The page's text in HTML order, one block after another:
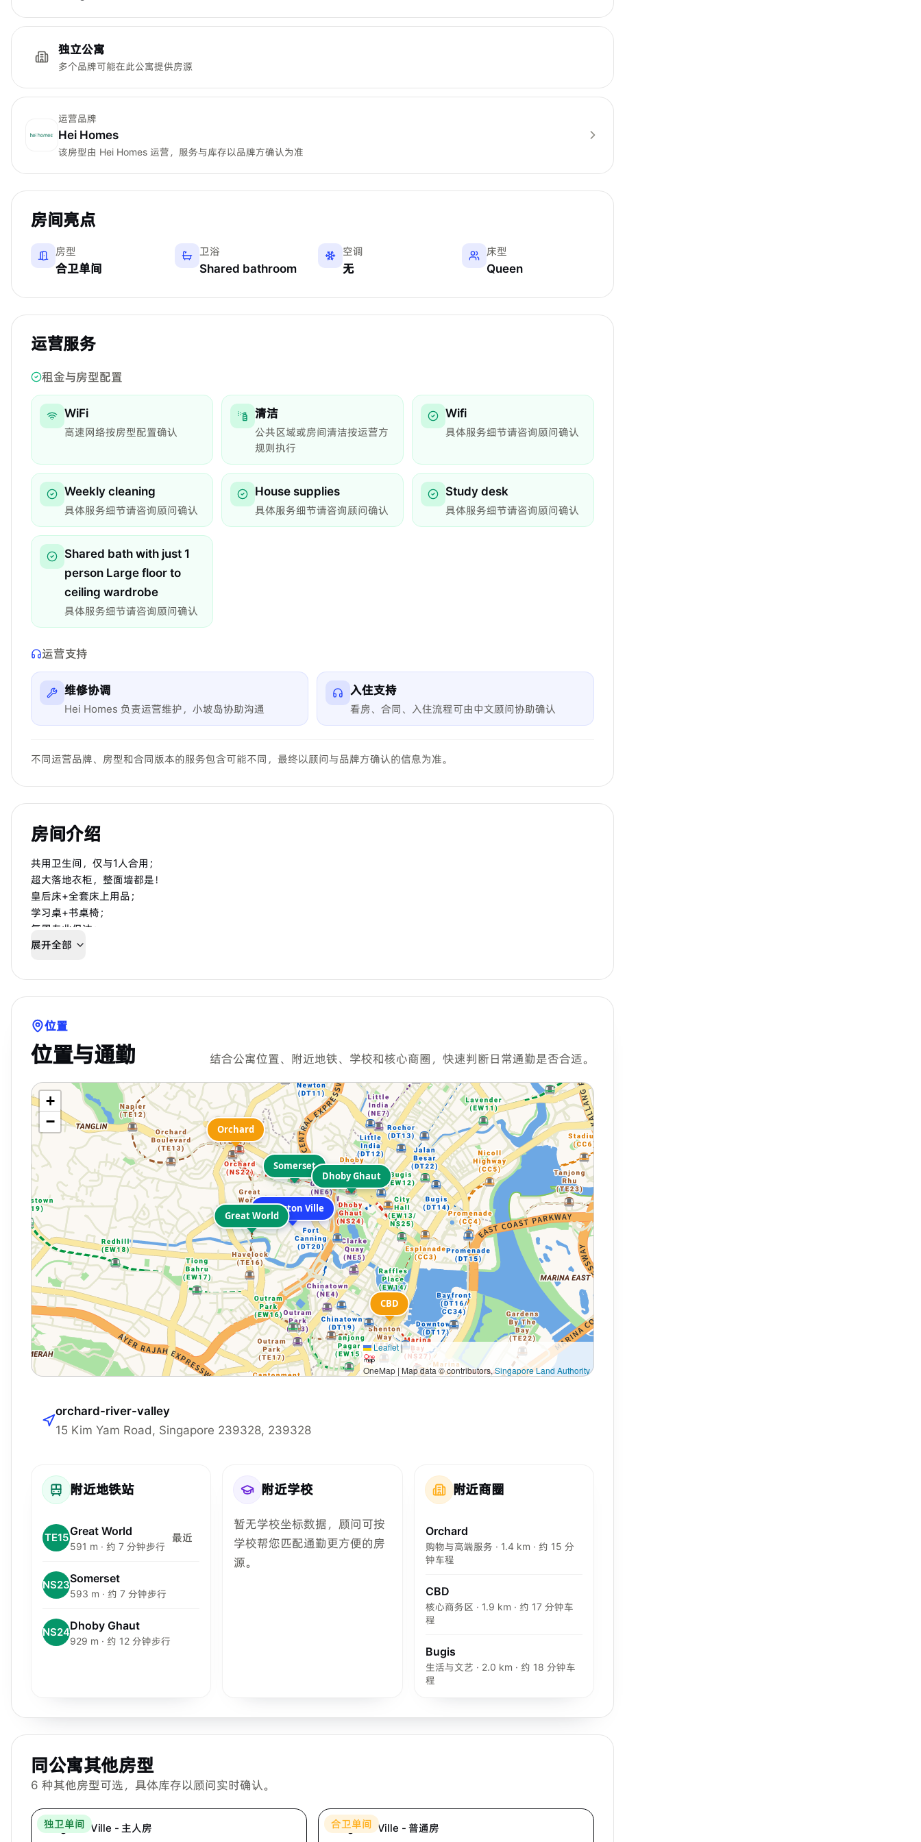
独立公寓
多个品牌可能在此公寓提供房源
运营品牌
Hei Homes
该房型由 Hei Homes 运营，服务与库存以品牌方确认为准
房间亮点
房型
合卫单间
卫浴
Shared bathroom
空调
无
床型
Queen
运营服务
租金与房型配置
WiFi
高速网络按房型配置确认
清洁
公共区域或房间清洁按运营方
规则执行
Wifi
具体服务细节请咨询顾问确认
Weekly cleaning
具体服务细节请咨询顾问确认
House supplies
具体服务细节请咨询顾问确认
Study desk
具体服务细节请咨询顾问确认
Shared bath with just 1
person Large floor to
ceiling wardrobe
具体服务细节请咨询顾问确认
运营支持
维修协调
Hei Homes 负责运营维护，小坡岛协助沟通
入住支持
看房、合同、入住流程可由中文顾问协助确认
不同运营品牌、房型和合同版本的服务包含可能不同，最终以顾问与品牌方确认的信息为准。
房间介绍
共用卫生间，仅与1人合用；
超大落地衣柜，整面墙都是！
皇后床+全套床上用品；
学习桌+书桌椅；
每周专业保洁；
免费Wi-Fi；
展开全部
位置
位置与通勤 结合公寓位置、附近地铁、学校和核心商圈，快速判断日常通勤是否合适。
Langston Ville
Great World
Somerset
Dhoby Ghaut
Orchard
CBD
+
−
Leaflet|
OneMap | Map data © contributors,Singapore Land Authority
orchard-river-valley
15 Kim Yam Road, Singapore 239328, 239328
附近地铁站
TE15Great World
591 m · 约 7 分钟步行
最近
NS23Somerset
593 m · 约 7 分钟步行
NS24Dhoby Ghaut
929 m · 约 12 分钟步行
附近学校
暂无学校坐标数据，顾问可按
学校帮您匹配通勤更方便的房
源。
附近商圈
Orchard
购物与高端服务 · 1.4 km · 约 15 分
钟车程
CBD
核心商务区 · 1.9 km · 约 17 分钟车
程
Bugis
生活与文艺 · 2.0 km · 约 18 分钟车
程
同公寓其他房型
6 种其他房型可选，具体库存以顾问实时确认。
独卫单间
Hei Homes
Langston Ville - 主人房 合卫单间
Langston Ville - 普通房